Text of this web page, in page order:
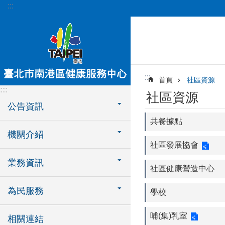
跳到主要內容區塊
:::
:::
公告資訊
機關介紹
業務資訊
為民服務
相關連結
::: 首頁 社區資源
社區資源
共餐據點
社區發展協會
社區健康營造中心
學校
哺(集)乳室